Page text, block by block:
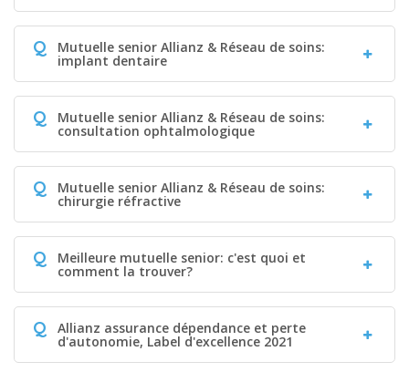
Q Mutuelle senior Allianz & Réseau de soins:
implant dentaire
Q Mutuelle senior Allianz & Réseau de soins:
consultation ophtalmologique
Q Mutuelle senior Allianz & Réseau de soins:
chirurgie réfractive
Q Meilleure mutuelle senior: c'est quoi et
comment la trouver?
Q Allianz assurance dépendance et perte
d'autonomie, Label d'excellence 2021